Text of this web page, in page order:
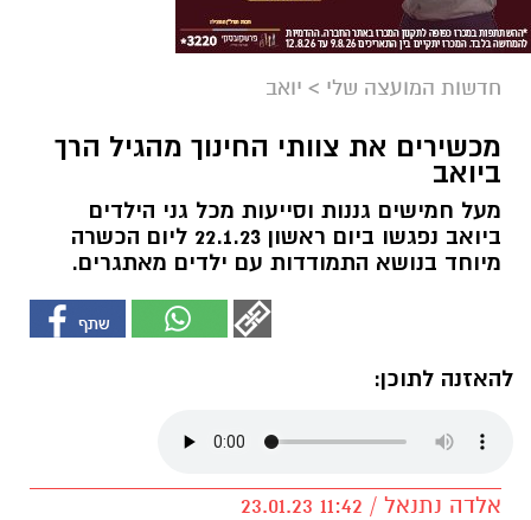
חדשות המועצה שלי > יואב
מכשירים את צוותי החינוך מהגיל הרך
ביואב
מעל חמישים גננות וסייעות מכל גני הילדים
ביואב נפגשו ביום ראשון 22.1.23 ליום הכשרה
מיוחד בנושא התמודדות עם ילדים מאתגרים.
להאזנה לתוכן:
אלדה נתנאל / 11:42 23.01.23